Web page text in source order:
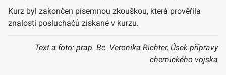
Kurz byl zakončen písemnou zkouškou, která prověřila
znalosti posluchačů získané v kurzu.
Text a foto: prap. Bc. Veronika Richter, Úsek přípravy
chemického vojska